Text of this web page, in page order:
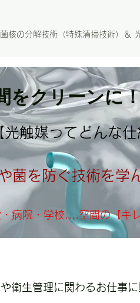
核の分解技術（特殊清掃技術）＆
光触媒ってどんな
菌を防ぐ技術を学
をクリーンに
病院・学校....空間の【キ
や衛生管理に関わるお仕事に